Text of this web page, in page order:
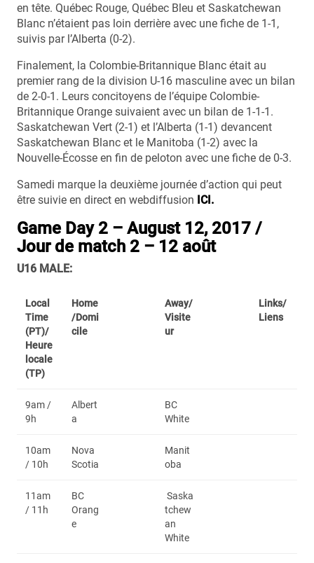
en tête. Québec Rouge, Québec Bleu et Saskatchewan
Blanc n’étaient pas loin derrière avec une fiche de 1-1,
suivis par l’Alberta (0-2).
Finalement, la Colombie-Britannique Blanc était au
premier rang de la division U-16 masculine avec un bilan
de 2-0-1. Leurs concitoyens de l’équipe Colombie-
Britannique Orange suivaient avec un bilan de 1-1-1.
Saskatchewan Vert (2-1) et l’Alberta (1-1) devancent
Saskatchewan Blanc et le Manitoba (1-2) avec la
Nouvelle-Écosse en fin de peloton avec une fiche de 0-3.
Samedi marque la deuxième journée d’action qui peut
être suivie en direct en webdiffusion ICI.
Game Day 2 – August 12, 2017 /
Jour de match 2 – 12 août
U16 MALE:
Local
Time
(PT)/
Heure
locale
(TP)
Home
/Domi
cile
Away/
Visite
ur
Links/
Liens
9am /
9h
Albert
a
BC
White
10am
/ 10h
Nova
Scotia
Manit
oba
11am
/ 11h
BC
Orang
e
Saska
tchew
an
White